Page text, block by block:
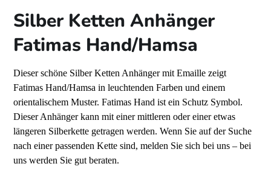
Silber Ketten Anhänger
Fatimas Hand/Hamsa
Dieser schöne Silber Ketten Anhänger mit Emaille zeigt
Fatimas Hand/Hamsa in leuchtenden Farben und einem
orientalischem Muster. Fatimas Hand ist ein Schutz Symbol.
Dieser Anhänger kann mit einer mittleren oder einer etwas
längeren Silberkette getragen werden. Wenn Sie auf der Suche
nach einer passenden Kette sind, melden Sie sich bei uns – bei
uns werden Sie gut beraten.